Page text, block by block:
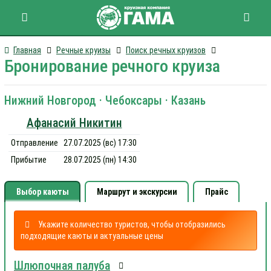
Главная Речные круизы Поиск речных круизов
Бронирование речного круиза
Нижний Новгород · Чебоксары · Казань
Афанасий Никитин
Отправление
27.07.2025 (вс) 17:30
Прибытие
28.07.2025 (пн) 14:30
Выбор каюты Маршрут и экскурсии Прайс
Укажите количество туристов, чтобы отобразились
подходящие каюты и актуальные цены
Шлюпочная палуба